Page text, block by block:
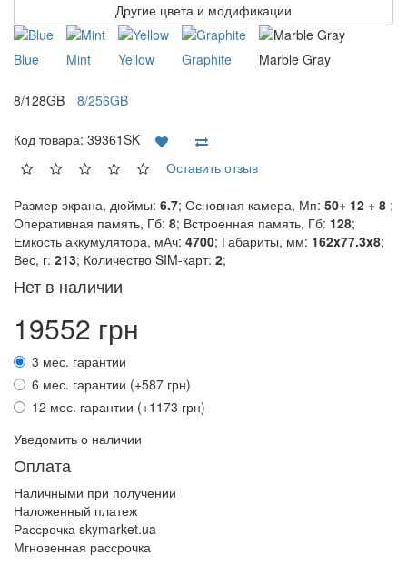
Другие цвета и модификации
Blue Mint Yellow Graphite Marble Gray
8/128GB 8/256GB
Код товара: 39361SK
Оставить отзыв
Размер экрана, дюймы: 6.7; Основная камера, Мп: 50+ 12 + 8 ;
Оперативная память, Гб: 8; Встроенная память, Гб: 128;
Емкость аккумулятора, мАч: 4700; Габариты, мм: 162x77.3x8;
Вес, г: 213; Количество SIM-карт: 2;
Нет в наличии
19552 грн
3 мес. гарантии
6 мес. гарантии (+587 грн)
12 мес. гарантии (+1173 грн)
Уведомить о наличии
Оплата
Наличными при получении
Наложенный платеж
Рассрочка skymarket.ua
Мгновенная рассрочка